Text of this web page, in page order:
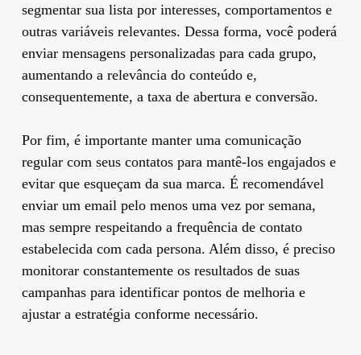
segmentar sua lista por interesses, comportamentos e
outras variáveis relevantes. Dessa forma, você poderá
enviar mensagens personalizadas para cada grupo,
aumentando a relevância do conteúdo e,
consequentemente, a taxa de abertura e conversão.
Por fim, é importante manter uma comunicação
regular com seus contatos para mantê-los engajados e
evitar que esqueçam da sua marca. É recomendável
enviar um email pelo menos uma vez por semana,
mas sempre respeitando a frequência de contato
estabelecida com cada persona. Além disso, é preciso
monitorar constantemente os resultados de suas
campanhas para identificar pontos de melhoria e
ajustar a estratégia conforme necessário.